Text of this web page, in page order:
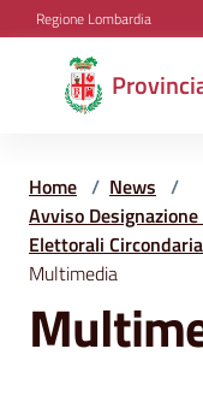
Vai al contenuto
Vai alla navigazione
Vai al footer
Regione Lombardia
Provincia
di
Aree
tematiche
Home / News /
Avviso
Elettorali
Multimedia